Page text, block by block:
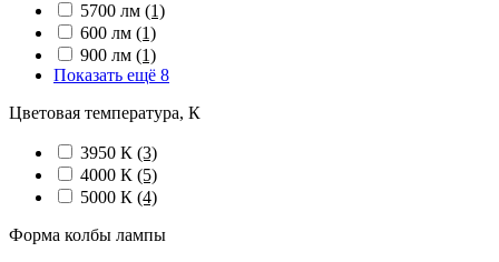
5700 лм (1)
600 лм (1)
900 лм (1)
Показать ещё 8
Цветовая температура, К
3950 К (3)
4000 К (5)
5000 К (4)
Форма колбы лампы